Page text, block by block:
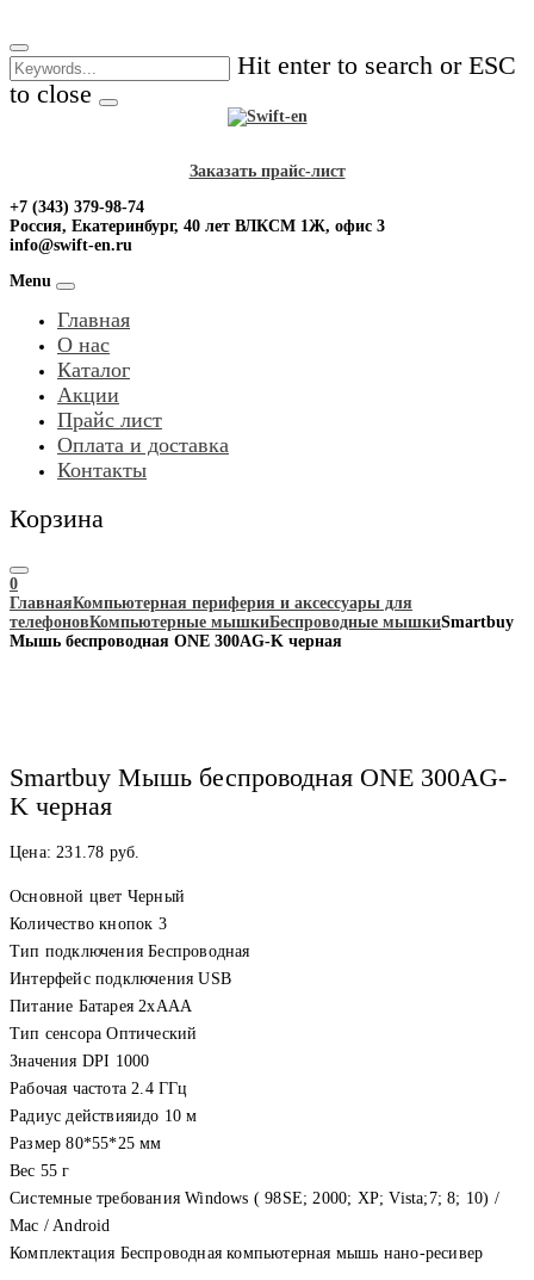
to
content
Hit enter to search or ESC
to close
Заказать прайс-лист
+7 (343) 379-98-74
Россия, Екатеринбург, 40 лет ВЛКСМ 1Ж, офис 3
info@swift-en.ru
Menu
Главная
О нас
Каталог
Акции
Прайс лист
Оплата и доставка
Контакты
Корзина
0
ГлавнаяКомпьютерная периферия и аксессуары для
телефоновКомпьютерные мышкиБеспроводные мышкиSmartbuy
Мышь беспроводная ONE 300AG-K черная
Smartbuy Мышь беспроводная ONE 300AG-
K черная
Цена: 231.78 руб.
Основной цвет Черный
Количество кнопок 3
Тип подключения Беспроводная
Интерфейс подключения USB
Питание Батарея 2хААA
Тип сенсора Оптический
Значения DPI 1000
Рабочая частота 2.4 ГГц
Радиус действияидо 10 м
Размер 80*55*25 мм
Вес 55 г
Системные требования Windows ( 98SE; 2000; XP; Vista;7; 8; 10) /
Mac / Android
Комплектация Беспроводная компьютерная мышь нано-ресивер